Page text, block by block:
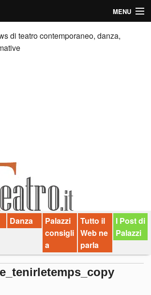
MENU
di teatro contemporaneo, danza,
Danza
Palazzi
consigli
a
Tutto il
Web ne
parla
I Post di
Palazzi